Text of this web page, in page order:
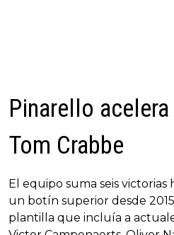
Pinarello
Tom Crabbe
El equipo suma seis victorias
un botín superior desde
plantilla que incluía a